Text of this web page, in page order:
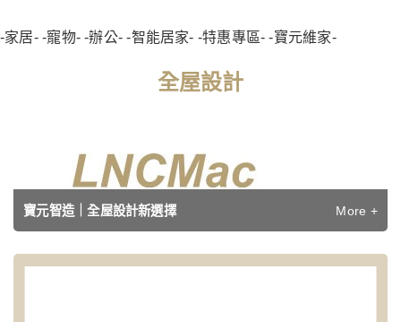
-家居- -寵物- -辦公- -智能居家- -特惠專區- -寶元維家-
全屋設計
寶元智造｜全屋設計新選擇 More +